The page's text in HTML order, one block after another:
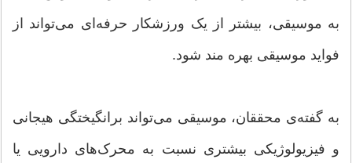
به موسیقی، بیشتر از یک ورزشکار حرفه‌ای می‌تواند از
فواید موسیقی بهره مند شود.
به گفته‌ی محققان، موسیقی می‌تواند برانگیختگی هیجانی
و فیزیولوژیکی بیشتری نسبت به محرک‌های دارویی یا